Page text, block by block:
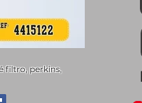
filtro, perkins,